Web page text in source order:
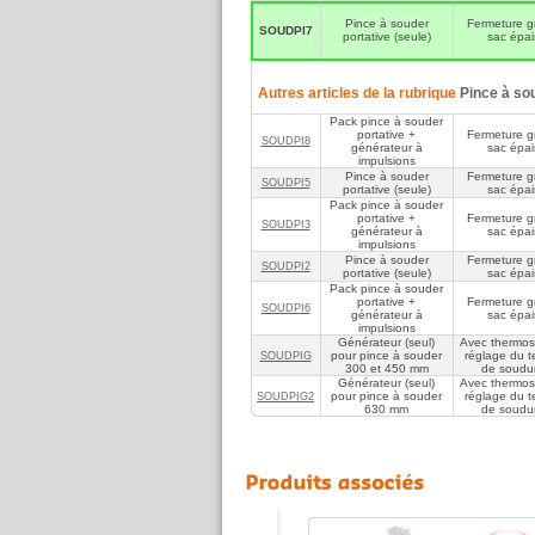
SOUDPI7
Pince à souder
portative (seule)
Fermeture
sac
Autres articles de la rubrique Pince à
SOUDPI8
Pack pince à souder
portative +
générateur à
impulsions
Fermeture
sac
SOUDPI5
Pince à souder
portative (seule)
Fermeture
sac
SOUDPI3
Pack pince à souder
portative +
générateur à
impulsions
Fermeture
sac
SOUDPI2
Pince à souder
portative (seule)
Fermeture
sac
SOUDPI6
Pack pince à souder
portative +
générateur à
impulsions
Fermeture
sac
SOUDPIG
Générateur (seul)
pour pince à souder
300 et 450 mm
Avec
réglage du
de
SOUDPIG2
Générateur (seul)
pour pince à souder
630 mm
Avec
réglage du
de